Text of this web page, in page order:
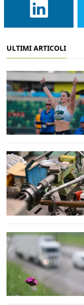
ULTIMI ARTICOLI